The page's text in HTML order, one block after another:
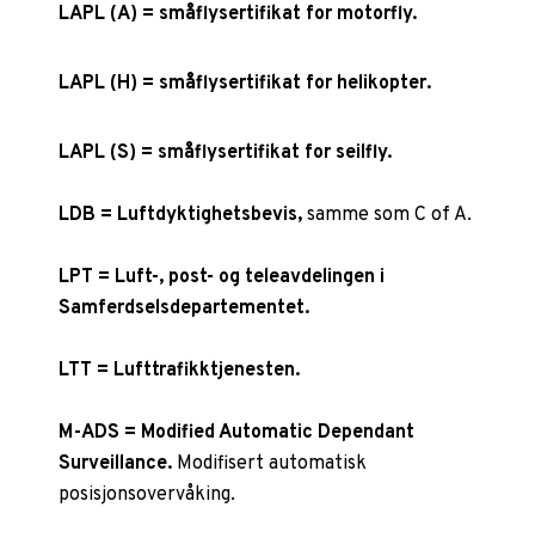
LAPL (A) = småflysertifikat for motorfly.
LAPL (H) = småflysertifikat for helikopter.
LAPL (S) = småflysertifikat for seilfly.
LDB = Luftdyktighetsbevis, samme som C of A.
LPT = Luft-, post- og teleavdelingen i
Samferdselsdepartementet.
LTT = Lufttrafikktjenesten.
M-ADS = Modified Automatic Dependant
Surveillance. Modifisert automatisk
posisjonsovervåking.